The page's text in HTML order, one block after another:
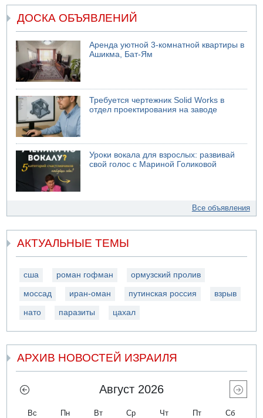
ДОСКА ОБЪЯВЛЕНИЙ
Аренда уютной 3-комнатной квартиры в
Ашикма, Бат-Ям
Требуется чертежник Solid Works в
отдел проектирования на заводе
Уроки вокала для взрослых: развивай
свой голос с Мариной Голиковой
Все объявления
АКТУАЛЬНЫЕ ТЕМЫ
сша роман гофман ормузский пролив
моссад иран-оман путинская россия взрыв
нато паразиты цахал
АРХИВ НОВОСТЕЙ ИЗРАИЛЯ
Август 2026
Вс Пн Вт Ср Чт Пт Сб